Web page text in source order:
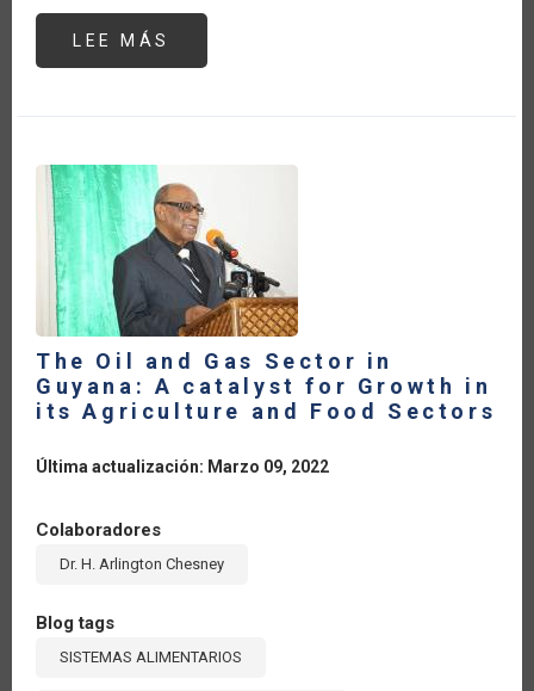
LEE MÁS
RUSIA-
The Oil and Gas Sector in
Guyana: A catalyst for Growth in
its Agriculture and Food Sectors
Última actualización: Marzo 09, 2022
Colaboradores
Dr. H. Arlington Chesney
Blog tags
SISTEMAS ALIMENTARIOS